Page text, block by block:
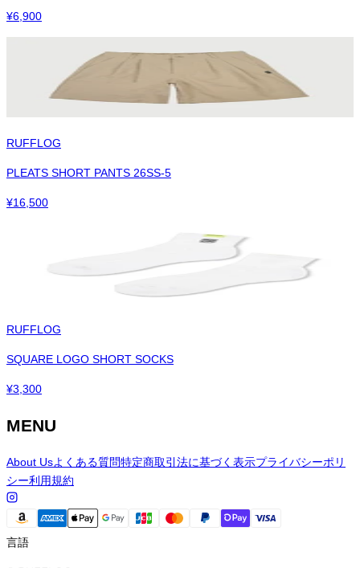
¥6,900
RUFFLOG
PLEATS SHORT PANTS 26SS-5
¥16,500
RUFFLOG
SQUARE LOGO SHORT SOCKS
¥3,300
MENU
About Usよくある質問特定商取引法に基づく表示プライバシーポリ
シー利用規約
言語